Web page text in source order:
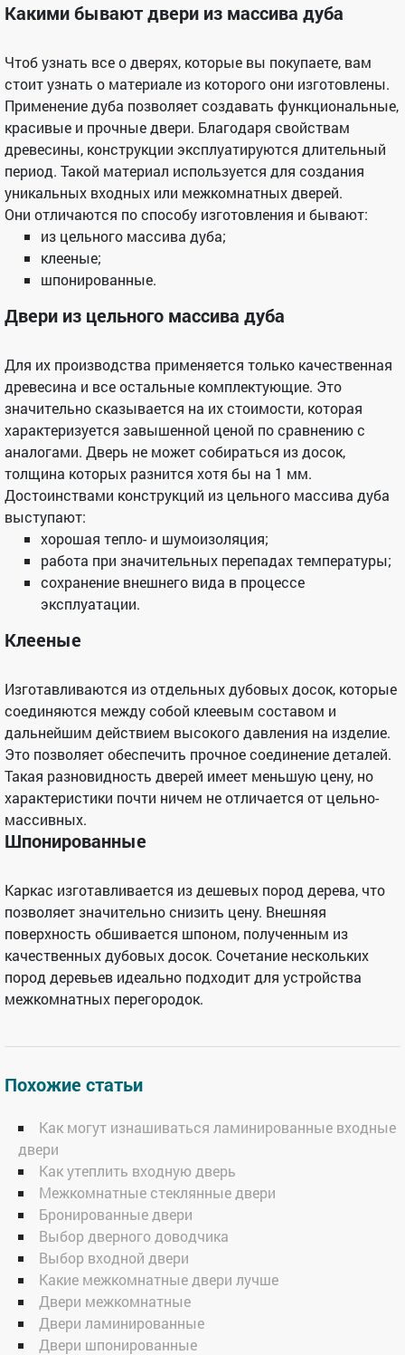
Какими бывают двери из массива дуба
Чтоб узнать все о дверях, которые вы покупаете, вам
стоит узнать о материале из которого они изготовлены.
Применение дуба позволяет создавать функциональные,
красивые и прочные двери. Благодаря свойствам
древесины, конструкции эксплуатируются длительный
период. Такой материал используется для создания
уникальных входных или межкомнатных дверей.
Они отличаются по способу изготовления и бывают:
из цельного массива дуба;
клееные;
шпонированные.
Двери из цельного массива дуба
Для их производства применяется только качественная
древесина и все остальные комплектующие. Это
значительно сказывается на их стоимости, которая
характеризуется завышенной ценой по сравнению с
аналогами. Дверь не может собираться из досок,
толщина которых разнится хотя бы на 1 мм.
Достоинствами конструкций из цельного массива дуба
выступают:
хорошая тепло- и шумоизоляция;
работа при значительных перепадах температуры;
сохранение внешнего вида в процессе
эксплуатации.
Клееные
Изготавливаются из отдельных дубовых досок, которые
соединяются между собой клеевым составом и
дальнейшим действием высокого давления на изделие.
Это позволяет обеспечить прочное соединение деталей.
Такая разновидность дверей имеет меньшую цену, но
характеристики почти ничем не отличается от цельно-
массивных.
Шпонированные
Каркас изготавливается из дешевых пород дерева, что
позволяет значительно снизить цену. Внешняя
поверхность обшивается шпоном, полученным из
качественных дубовых досок. Сочетание нескольких
пород деревьев идеально подходит для устройства
межкомнатных перегородок.
Похожие статьи
Как могут изнашиваться ламинированные входные
двери
Как утеплить входную дверь
Межкомнатные стеклянные двери
Бронированные двери
Выбор дверного доводчика
Выбор входной двери
Какие межкомнатные двери лучше
Двери межкомнатные
Двери ламинированные
Двери шпонированные